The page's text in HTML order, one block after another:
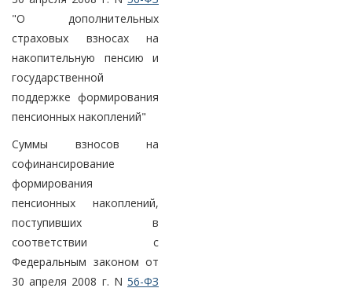
"О дополнительных
страховых взносах на
накопительную пенсию и
государственной
поддержке формирования
пенсионных накоплений"
Суммы взносов на
софинансирование
формирования
пенсионных накоплений,
поступивших в
соответствии с
Федеральным законом от
30 апреля 2008 г. N 56-ФЗ